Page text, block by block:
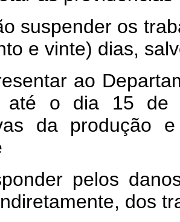
suspender os
e vinte) dias,
ao
até o dia 15 de
da produção
pelos
dos